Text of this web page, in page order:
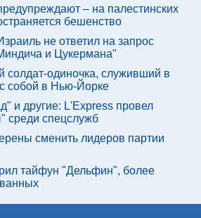
– на палестинских
бешенство
не ответил на запрос
и Цукермана"
солдат-одиночка, служивший в
собой в Нью-Йорке
и другие: L'Express провел
среди спецслужб
сменить лидеров партии
тайфун "Дельфин", более